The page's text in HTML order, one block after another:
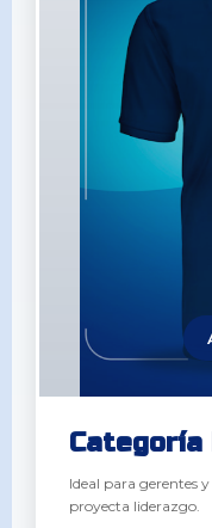
Categoría
Ideal para gerentes
proyecta liderazgo.